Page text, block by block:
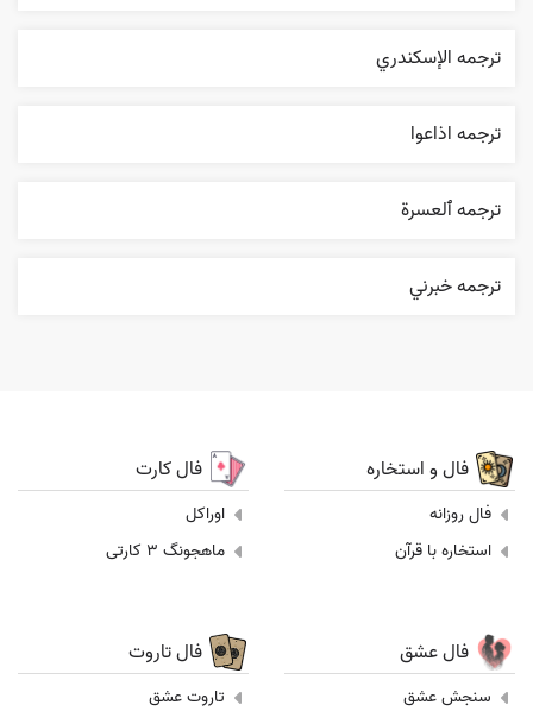
ترجمه الإسکندري
ترجمه اذاعوا
ترجمه ٱلعسرة
ترجمه خبرني
فال و استخاره
فال روزانه
استخاره با قرآن
فال کارت
اوراکل
ماهجونگ 3 کارتی
فال عشق
سنجش عشق
فال تاروت
تاروت عشق